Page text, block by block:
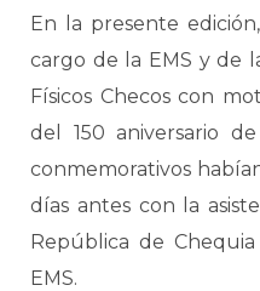
En la presente
cargo de la EMS y de
Físicos Checos con
del 150 aniversario
conmemorativos
días antes con la
República de
EMS.